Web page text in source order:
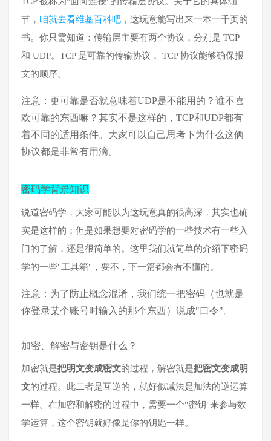
节， 咱就去看维基百科吧 ，这玩意能写出来一本一千页的
书。你只需知道：传输层主要有两个协议，分别是 TCP
和 UDP。TCP 是可靠的传输协议， TCP 协议能够确保报
文的顺序。
注意：更可靠是否就意味着UDP是不能用的？谁不喜
欢可靠的东西嘛？其实不是这样的，TCP和UDP都有
着不同的适用条件。大家可以自己思考下为什么这俩
协议都是非常有用滴。
密码学背景知识
说道密码学，大家可能以为这玩意真的很高深，其实也确
实是这样的；但是如果想要对密码学的一些技术有一些入
门的了解，还是很简单的。这里我们就简单的介绍下密码
学的一些"工具箱"，要不，下一篇都会看不懂的。
注意：为了防止概念混淆，我们统一把密码（也就是
你登录某个账号时输入的那个东西）说成"口令"。
加密、解密与密钥是什么？
加密就是把明文变成密文的过程，解密就是把密文变成明
文的过程。此二者是互逆的，就好似减法是加法的逆运算
一样。在加密和解密的过程中，需要一个"密钥"来参与数
学运算，这个密钥就好像是你的钥匙一样。